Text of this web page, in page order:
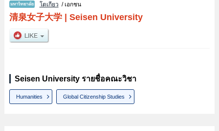
โตเกียว / เอกชน
清泉女子大学| Seisen University
Seisen University รายชื่อคณะวิชา
Humanities Global Citizenship Studies